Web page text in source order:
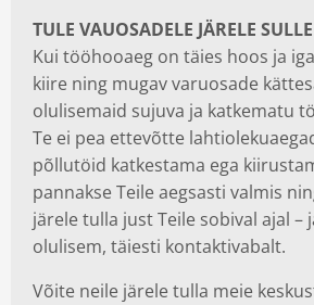
TULE VAUOSADELE JÄRELE
Kui tööhooaeg on täies hoos ja
kiire ning mugav varuosade
olulisemaid sujuva ja katkematu
Te ei pea ettevõtte
põllutöid katkestama ega
pannakse Teile aegsasti valmis
järele tulla just Teile sobival ajal –
olulisem, täiesti kontaktivabalt.
Võite neile järele tulla meie